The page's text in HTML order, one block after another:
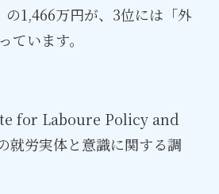
1,466万円が、3位には「外
ています。
for Laboure Policy and
労実体と意識に関する調